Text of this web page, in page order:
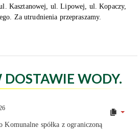
Kasztanowej, ul. Lipowej, ul. Kopaczy,
Za utrudnienia przepraszamy.
DOSTAWIE WODY.
Komunalne spółka z ograniczoną